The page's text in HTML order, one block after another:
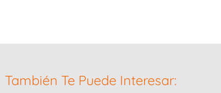
También Te Puede Interesar: